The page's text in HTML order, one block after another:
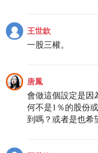
王世欽
一股三權。
唐鳳
會做這個設定是因
何不是1％的股份
到嗎？或者是也希